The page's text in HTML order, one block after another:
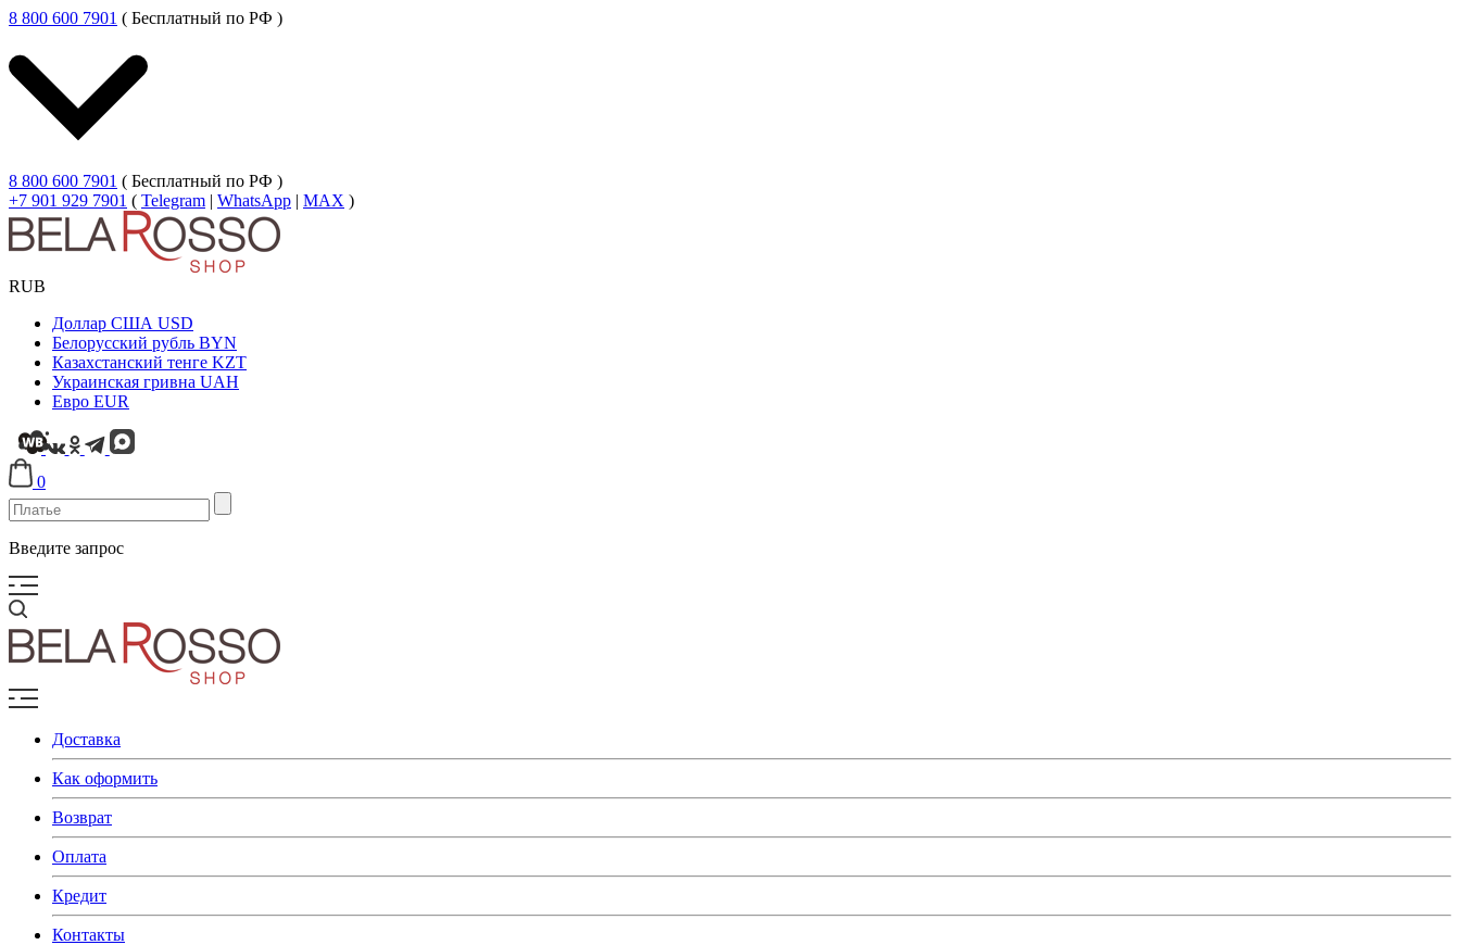
8 800 600 7901 ( Бесплатный по РФ )
8 800 600 7901 ( Бесплатный по РФ )
+7 901 929 7901 ( Telegram | WhatsApp | MAX )
RUB
Доллар США USD
Белорусский рубль BYN
Казахстанский тенге KZT
Украинская гривна UAH
Евро EUR
0
Введите запрос
Доставка
Как оформить
Возврат
Оплата
Кредит
Контакты